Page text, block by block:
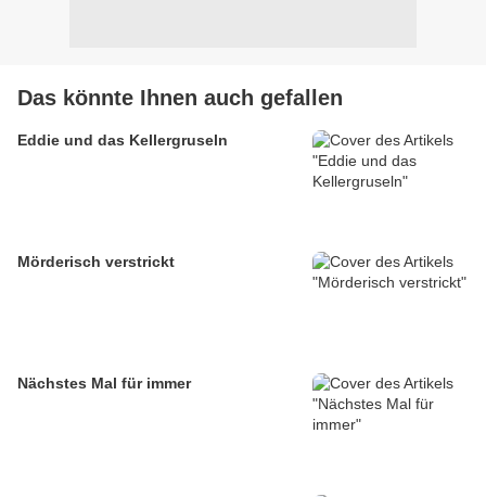
Das könnte Ihnen auch gefallen
Eddie und das Kellergruseln
Mörderisch verstrickt
Nächstes Mal für immer